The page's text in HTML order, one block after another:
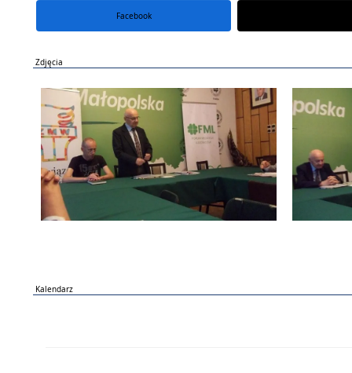
Facebook
Zdjęcia
Kalendarz